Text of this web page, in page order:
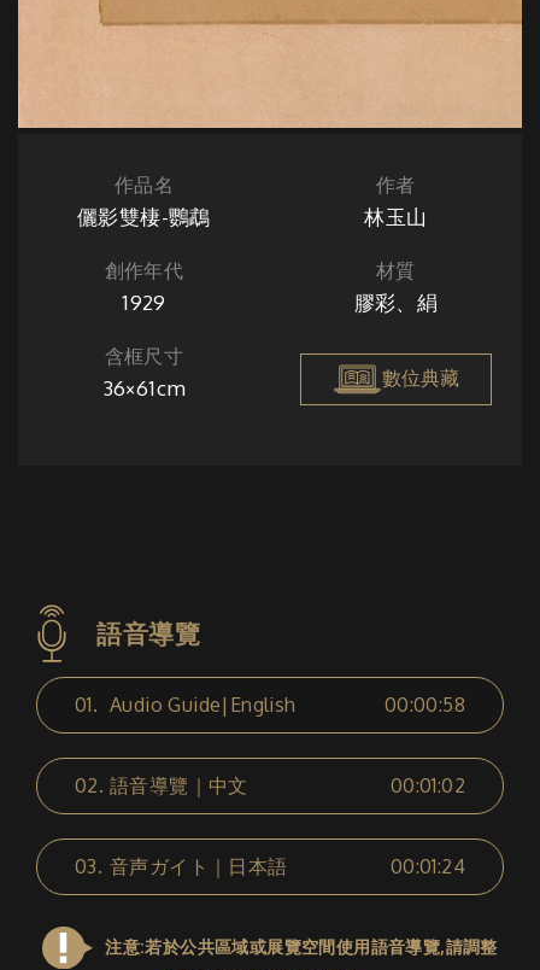
作品名
儷影雙棲-鸚鵡
作者
林玉山
創作年代
1929
材質
膠彩、絹
含框尺寸
36×61cm 數位典藏
語音導覽
01. Audio Guide|English 00:00:58
02. 語音導覽｜中文 00:01:02
03. 音声ガイト｜日本語 00:01:24
注意:若於公共區域或展覽空間使用語音導覽,請調整